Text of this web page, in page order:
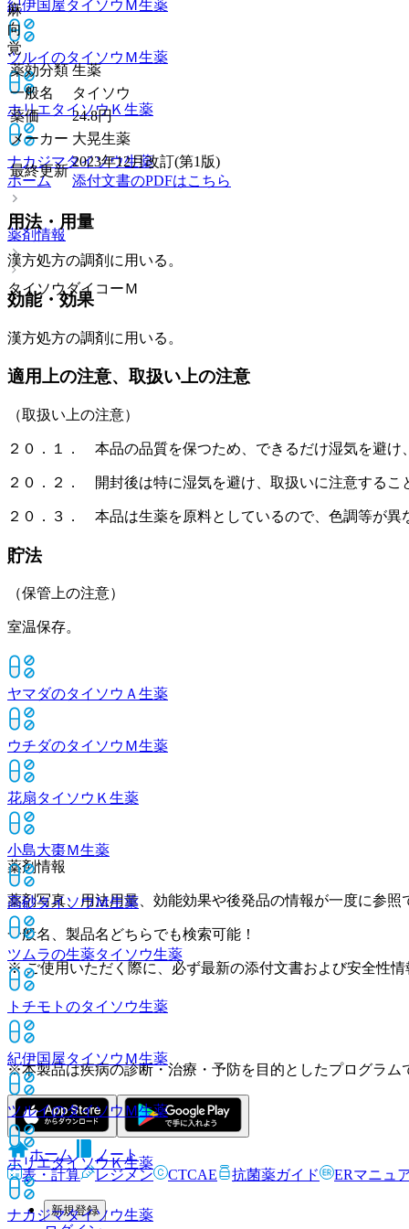
紀伊国屋タイソウＭ 生薬
ツルイのタイソウＭ生薬
ホリエタイソウＫ 生薬
ナカジマタイソウ生薬
ホーム
薬剤情報
タイソウダイコーＭ
麻
向
覚
薬効分類 生薬
一般名
タイソウ
薬価
24.8円
メーカー 大晃生薬
最終更新
2023年12月改訂(第1版)
添付文書のPDFはこちら
用法・用量
漢方処方の調剤に用いる。
効能・効果
漢方処方の調剤に用いる。
適用上の注意、取扱い上の注意
（取扱い上の注意）
２０．１． 本品の品質を保つため、できるだけ湿気を避
２０．２． 開封後は特に湿気を避け、取扱いに注意するこ
２０．３． 本品は生薬を原料としているので、色調等が異
貯法
（保管上の注意）
室温保存。
ヤマダのタイソウＡ 生薬
ウチダのタイソウＭ生薬
花扇タイソウＫ 生薬
小島大棗Ｍ生薬
高砂タイソウＭ生薬
ツムラの生薬タイソウ生薬
トチモトのタイソウ生薬
紀伊国屋タイソウＭ生薬
ツルイのタイソウＭ生薬
ホリエタイソウＫ生薬
ナカジマタイソウ生薬
薬剤情報
薬剤写真、用法用量、効能効果や後発品の情報が一度に参
一般名、製品名どちらでも検索可能！
※ ご使用いただく際に、必ず最新の添付文書および安全性
※本製品は疾病の診断・治療・予防を目的としたプログラム
ホーム
ノート
表・計算
レジメン CTCAE 抗菌薬ガイド ERマニュ
新規登録